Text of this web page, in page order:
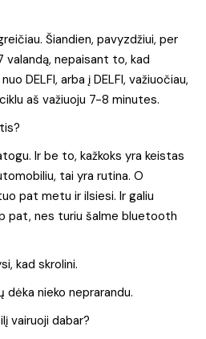
Šiandien, pavyzdžiui, per
valandą, nepaisant to, kad
DELFI, arba į DELFI, važiuočiau,
aš važiuoju 7-8 minutes.
Ir be to, kažkoks yra keistas
tai yra rutina. O
pat metu ir ilsiesi. Ir galiu
pat, nes turiu šalme bluetooth
kad skrolini.
dėka nieko neprarandu.
vairuoji dabar?